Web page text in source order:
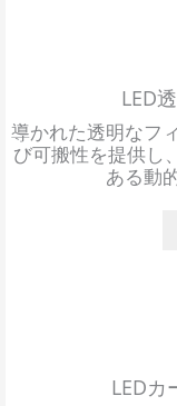
LED
導かれた透明なフ
び可搬性を提供し
ある動
LEDカ